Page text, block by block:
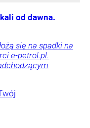
od dawna.
się na spadki na
e-petrol.pl.